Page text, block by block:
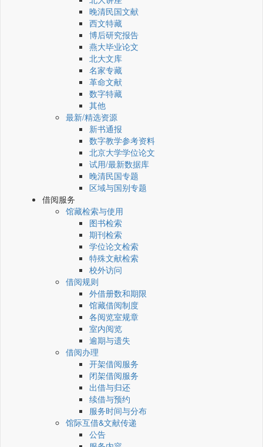
晚清民国文献
西文特藏
博后研究报告
燕大毕业论文
北大文库
名家专藏
革命文献
数字特藏
其他
最新/精选资源
新书通报
数字教学参考资料
北京大学学位论文
试用/最新数据库
晚清民国专题
区域与国别专题
借阅服务
馆藏检索与使用
图书检索
期刊检索
学位论文检索
特殊文献检索
校外访问
借阅规则
外借册数和期限
馆藏借阅制度
各阅览室规章
室内阅览
逾期与遗失
借阅办理
开架借阅服务
闭架借阅服务
出借与归还
续借与预约
服务时间与分布
馆际互借&文献传递
公告